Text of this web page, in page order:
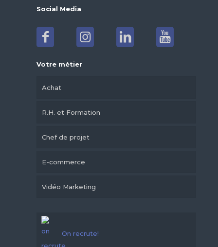
Social Media
Votre métier
Achat
R.H. et Formation
Chef de projet
E-commerce
Vidéo Marketing
On recrute!